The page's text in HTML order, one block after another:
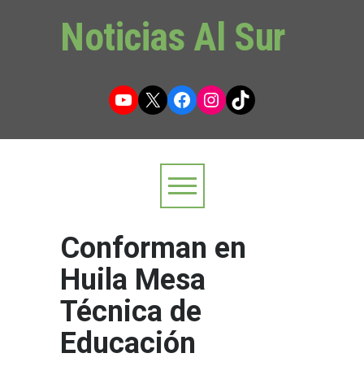
Noticias Al Sur
YouTube
X Facebook
Instagram
TikTok
Conforman en
Huila Mesa
Técnica de
Educación